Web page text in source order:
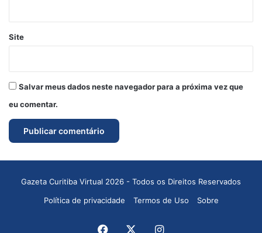
Site
Salvar meus dados neste navegador para a próxima vez que
eu comentar.
Gazeta Curitiba Virtual 2026 - Todos os Direitos Reservados
Política de privacidade
Termos de Uso Sobre
Facebook Instagram